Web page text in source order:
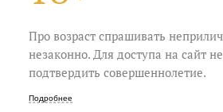
Про возраст спрашивать
незаконно. Для доступа на сайт
подтвердить совершеннолетие.
Подробнее